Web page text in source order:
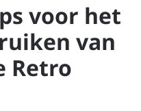
voor het
van
Retro